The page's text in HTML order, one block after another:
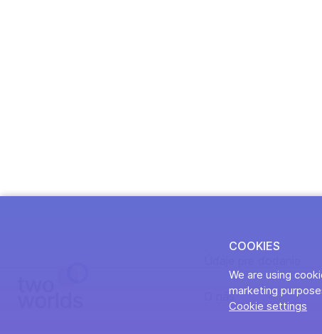
O nás
COOKIES
We are using
marketing
Cookie settings